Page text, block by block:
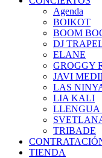
Agenda
BOIKOT
BOOM
DJ
ELANE
GROGGY
JAVI
LAS
LIA KALI
LLENGUA
TRIBADE
TIENDA